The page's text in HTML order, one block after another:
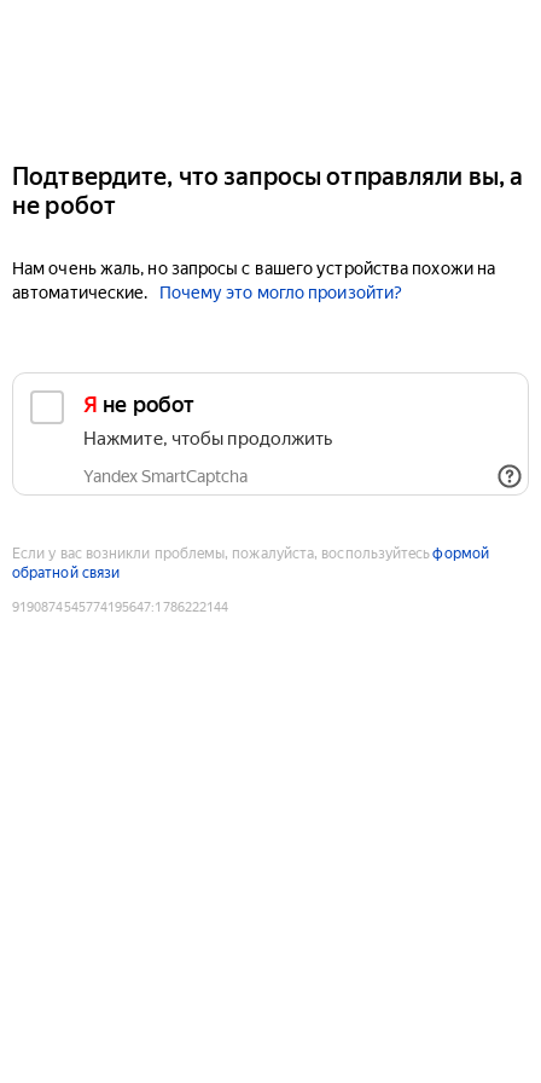
Подтвердите, что запросы отправляли вы, а
не робот
Нам очень жаль, но запросы с вашего устройства похожи на
автоматические.
Почему это могло произойти?
Я не робот
Нажмите, чтобы продолжить
Yandex SmartCaptcha
Если у вас возникли проблемы, пожалуйста, воспользуйтесьформой
обратной связи
9190874545774195647:1786222144